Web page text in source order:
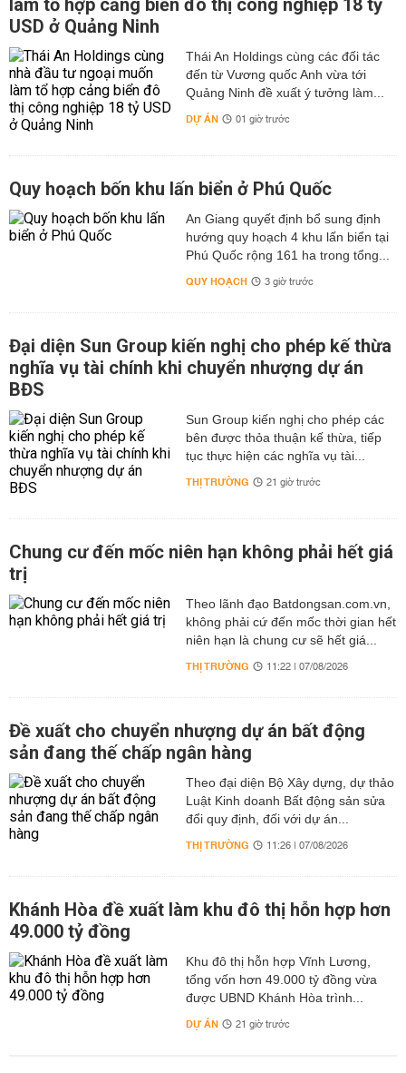
làm tổ hợp cảng biển đô thị công nghiệp 18 tỷ
USD ở Quảng Ninh
Thái An Holdings cùng các đối tác
đến từ Vương quốc Anh vừa tới
Quảng Ninh đề xuất ý tưởng làm...
DỰ ÁN 01 giờ trước
Quy hoạch bốn khu lấn biển ở Phú Quốc
An Giang quyết định bổ sung định
hướng quy hoạch 4 khu lấn biển tại
Phú Quốc rộng 161 ha trong tổng...
QUY HOẠCH 3 giờ trước
Đại diện Sun Group kiến nghị cho phép kế thừa
nghĩa vụ tài chính khi chuyển nhượng dự án
BĐS
Sun Group kiến nghị cho phép các
bên được thỏa thuận kế thừa, tiếp
tục thực hiện các nghĩa vụ tài...
THỊ TRƯỜNG 21 giờ trước
Chung cư đến mốc niên hạn không phải hết giá
trị
Theo lãnh đạo Batdongsan.com.vn,
không phải cứ đến mốc thời gian hết
niên hạn là chung cư sẽ hết giá...
THỊ TRƯỜNG 11:22 | 07/08/2026
Đề xuất cho chuyển nhượng dự án bất động
sản đang thế chấp ngân hàng
Theo đại diện Bộ Xây dựng, dự thảo
Luật Kinh doanh Bất động sản sửa
đổi quy định, đối với dự án...
THỊ TRƯỜNG 11:26 | 07/08/2026
Khánh Hòa đề xuất làm khu đô thị hỗn hợp hơn
49.000 tỷ đồng
Khu đô thị hỗn hợp Vĩnh Lương,
tổng vốn hơn 49.000 tỷ đồng vừa
được UBND Khánh Hòa trình...
DỰ ÁN 21 giờ trước